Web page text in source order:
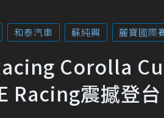
和泰汽車 蘇純興 麗寶國際
Corolla
Racing震撼登台